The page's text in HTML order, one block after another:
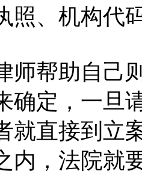
照、机构代
帮助自己则
确定，一旦
就直接到立
内，法院就